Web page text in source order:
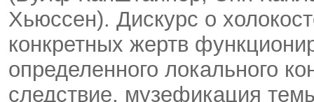
Хьюссен). Дискурс о
конкретных жертв
определенного локального
следствие, музефикация